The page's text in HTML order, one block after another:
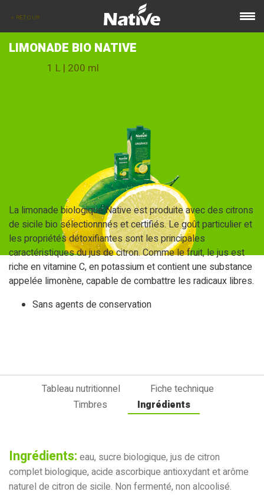
LIMONADE BIO NATIVE
1 L | 200 ml
La limonade biologique Native est produite avec des citrons
de sicile bio sélectionnnés et certifiés. Le goût particulier et
les propriétés détoxifiantes sont les principales
caractéristiques du jus de citron. Comme le fruit, le jus est
riche en vitamine C, en potassium et contient une substance
appelée limonène, capable de combattre les radicaux libres.
Sans agents de conservation
< RETOUR
Tableau nutritionnel
Fiche technique
Timbres
Ingrédients
Ingrédients: eau, sucre biologique, jus de citron
complet biologique, acide ascorbique antioxydant et arôme
naturel de citron de sicile. Non fermenté, non alcoolisé.